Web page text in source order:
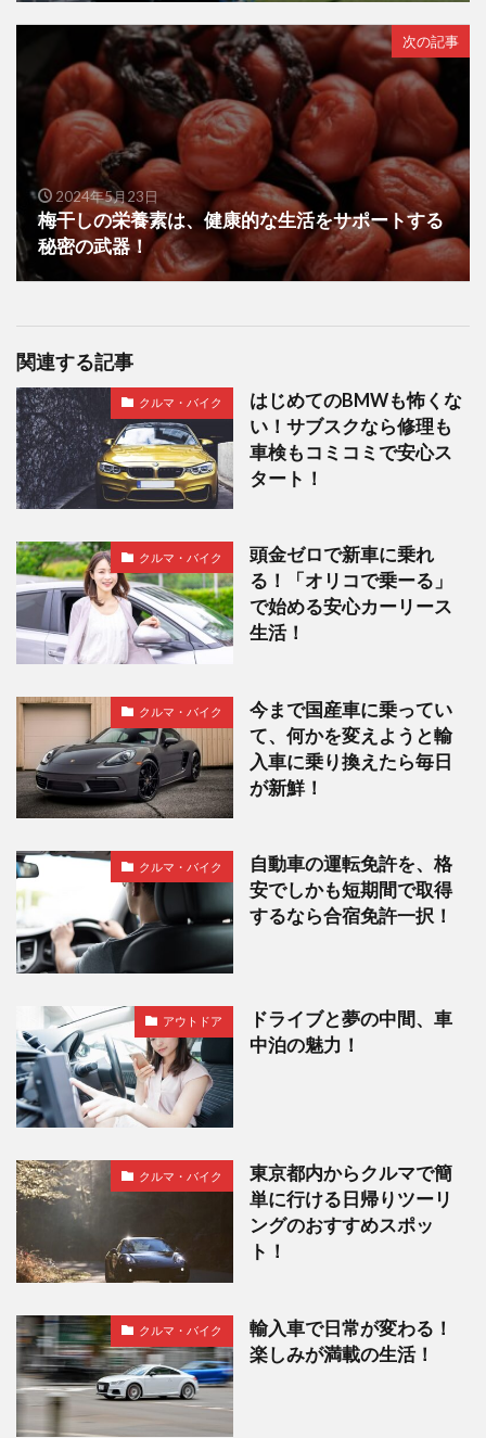
次の記事
2024年5月23日
梅干しの栄養素は、健康的な生活をサポートする
秘密の武器！
関連する記事
クルマ・バイク
はじめてのBMWも怖くな
い！サブスクなら修理も
車検もコミコミで安心ス
タート！
クルマ・バイク
頭金ゼロで新車に乗れ
る！「オリコで乗ーる」
で始める安心カーリース
生活！
クルマ・バイク
今まで国産車に乗ってい
て、何かを変えようと輸
入車に乗り換えたら毎日
が新鮮！
クルマ・バイク
自動車の運転免許を、格
安でしかも短期間で取得
するなら合宿免許一択！
アウトドア
ドライブと夢の中間、車
中泊の魅力！
クルマ・バイク
東京都内からクルマで簡
単に行ける日帰りツーリ
ングのおすすめスポッ
ト！
クルマ・バイク
輸入車で日常が変わる！
楽しみが満載の生活！